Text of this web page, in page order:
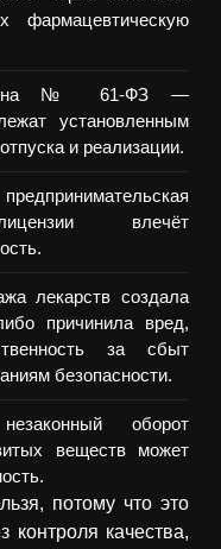
№ 61-ФЗ —
установленным
и реализации.
влечёт
лекарств создала
причинила вред,
за сбыт
безопасности.
оборот
веществ может
потому что это
контроля качества,